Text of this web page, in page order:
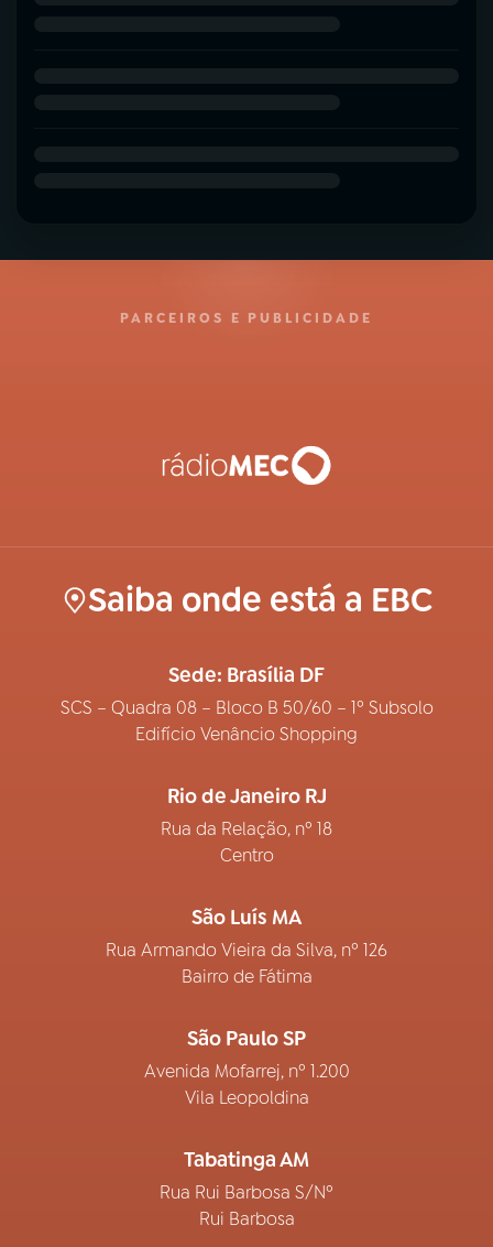
PARCEIROS E PUBLICIDADE
Saiba onde está a EBC
Sede: Brasília DF
SCS – Quadra 08 – Bloco B 50/60 – 1º Subsolo
Edifício Venâncio Shopping
Rio de Janeiro RJ
Rua da Relação, nº 18
Centro
São Luís MA
Rua Armando Vieira da Silva, nº 126
Bairro de Fátima
São Paulo SP
Avenida Mofarrej, nº 1.200
Vila Leopoldina
Tabatinga AM
Rua Rui Barbosa S/Nº
Rui Barbosa